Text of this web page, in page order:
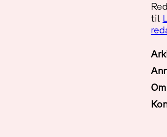
til